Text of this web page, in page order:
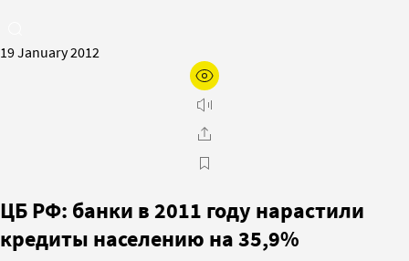
19 January 2012
ЦБ РФ: банки в 2011 году нарастили
кредиты населению на 35,9%